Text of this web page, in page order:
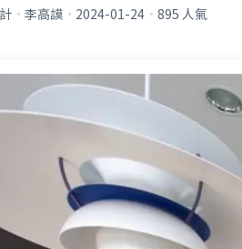
· 李高謨 · 2024-01-24 · 895 人氣